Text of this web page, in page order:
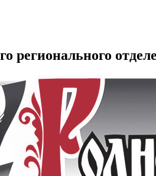
регионального